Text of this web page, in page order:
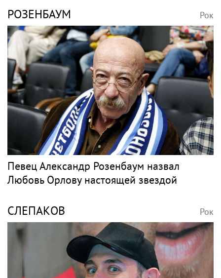
РОЗЕНБАУМ Рок
Певец Александр Розенбаум назвал
Любовь Орлову настоящей звездой
СЛЕПАКОВ Рок